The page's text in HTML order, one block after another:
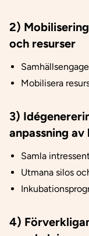
2)
och resurser
Mobilisera
3)
anpassning av
Samla
Utmana silos
4)